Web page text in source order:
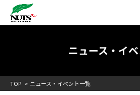
日本最大級のキャンピングカーメーカー
RV[テレビCM放送]
ニュース・イ
TOP ニュース・イベント一覧